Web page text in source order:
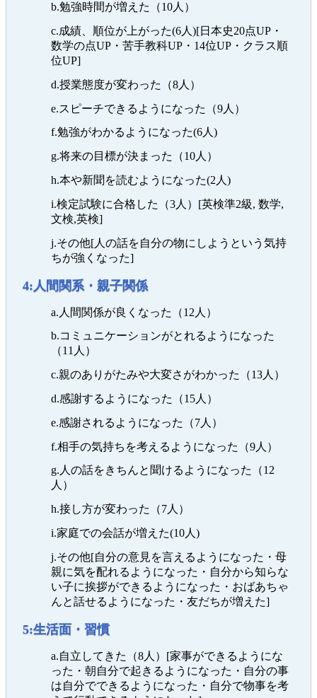
b.勉強時間が増えた（10人）
c.成績、順位が上がった(6人)[日本史20点UP・
数学の点UP・苦手教科UP・14位UP・クラス順
位UP]
d.授業態度が変わった（8人）
e.スピーチできるようになった（9人）
f.勉強がわかるようになった(6人)
g.将来の目標が決まった（10人）
h.本や新聞を読むようになった(2人)
i.検定試験に合格した（3人）[英検準2級, 数学,
文検,英検]
j.その他[人の話を自分の物にしようという気持
ちが強くなった]
4:人間関系・親子関係
a.人間関係が良くなった（12人）
b.コミュニケーションがとれるようになった
（11人）
c.親のありがたみや大変さがわかった（13人）
d.感謝するようになった（15人）
e.感謝されるようになった（7人）
f.相手の気持ちを考えるようになった（9人）
g.人の話をきちんと聞けるようになった（12
人）
h.接し方が変わった（7人）
i.家庭での会話が増えた(10人)
j.その他[自分の意見を言えるようになった・母
親に気を配れるようになった・自分から知らな
い子に挨拶ができるようになった・おばあちゃ
んと話せるようになった・友だちが増えた]
5:生活面・習慣
a.自立してきた（8人）[家事ができるようにな
った・朝自分で起きるようになった・自分の事
は自分でできるようになった・自分で物事を考